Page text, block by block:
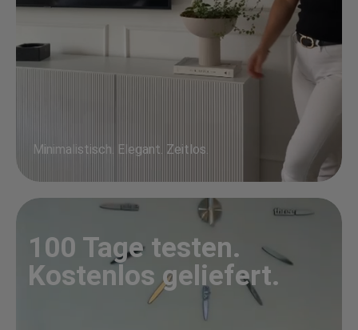
Minimalistisch. Elegant. Zeitlos.
100 Tage testen.
Kostenlos geliefert.